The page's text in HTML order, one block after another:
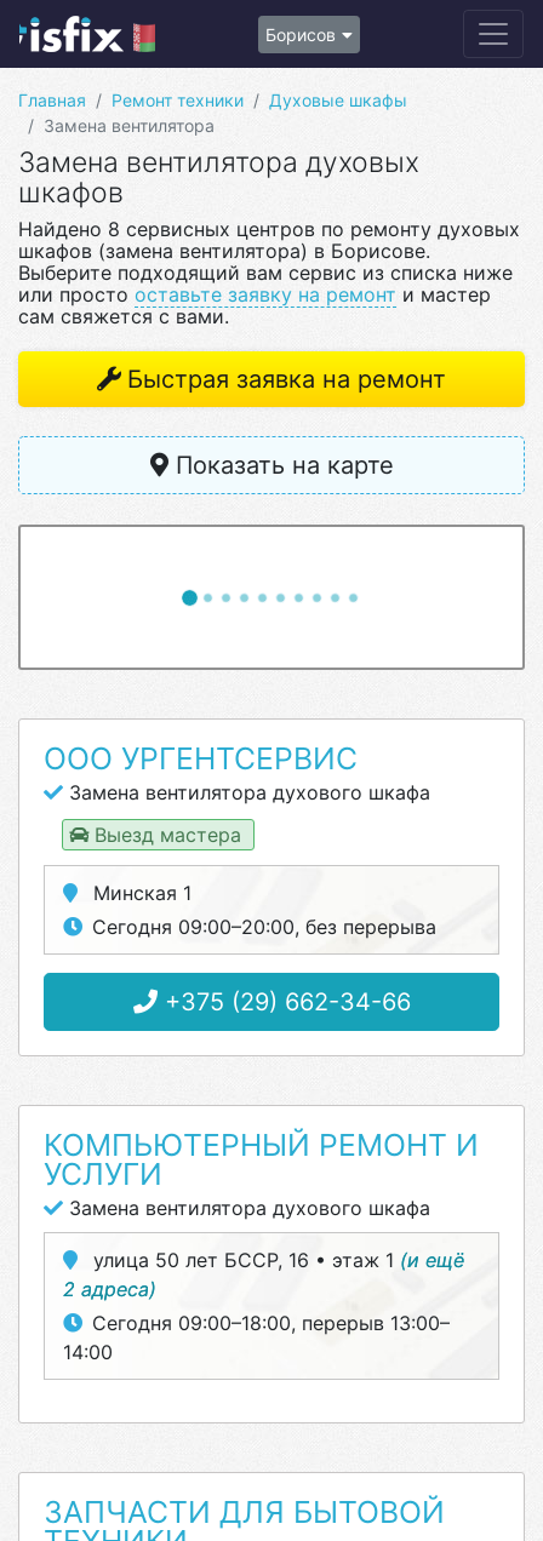
Борисов
Главная Ремонт техники
Духовые шкафы
Замена вентилятора
Замена вентилятора духовых
шкафов
Найдено 8 сервисных центров по ремонту духовых
шкафов (замена вентилятора) в Борисове.
Выберите подходящий вам сервис из списка ниже
или просто оставьте заявку на ремонт и мастер
сам свяжется с вами.
Быстрая заявка на ремонт
Показать на карте
ООО УРГЕНТСЕРВИС
Замена вентилятора духового шкафа
Выезд мастера
Минская 1
Сегодня 09:00–20:00, без перерыва
+375 (29) 662-34-66
КОМПЬЮТЕРНЫЙ РЕМОНТ И
УСЛУГИ
Замена вентилятора духового шкафа
улица 50 лет БССР, 16 • этаж 1 (и ещё
2 адреса)
Сегодня 09:00–18:00, перерыв 13:00–
14:00
ЗАПЧАСТИ ДЛЯ БЫТОВОЙ